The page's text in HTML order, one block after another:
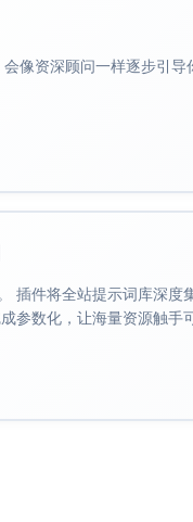
条响应分支行未覆盖，
边缘行。
盖（异常最终兜底）。
50%）未覆盖。
辑路径未触达关联）。
未覆盖。
未触达（成功或失败中
。
像资深顾问一样逐步引
插件将全站提示词库深度
参数化，让海量资源触手